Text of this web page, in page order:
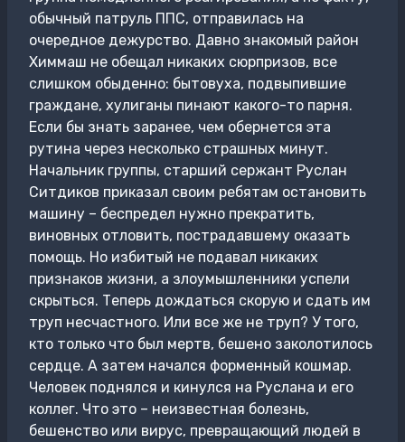
обычный патруль ППС, отправилась на
очередное дежурство. Давно знакомый район
Химмаш не обещал никаких сюрпризов, все
слишком обыденно: бытовуха, подвыпившие
граждане, хулиганы пинают какого-то парня.
Если бы знать заранее, чем обернется эта
рутина через несколько страшных минут.
Начальник группы, старший сержант Руслан
Ситдиков приказал своим ребятам остановить
машину – беспредел нужно прекратить,
виновных отловить, пострадавшему оказать
помощь. Но избитый не подавал никаких
признаков жизни, а злоумышленники успели
скрыться. Теперь дождаться скорую и сдать им
труп несчастного. Или все же не труп? У того,
кто только что был мертв, бешено заколотилось
сердце. А затем начался форменный кошмар.
Человек поднялся и кинулся на Руслана и его
коллег. Что это – неизвестная болезнь,
бешенство или вирус, превращающий людей в